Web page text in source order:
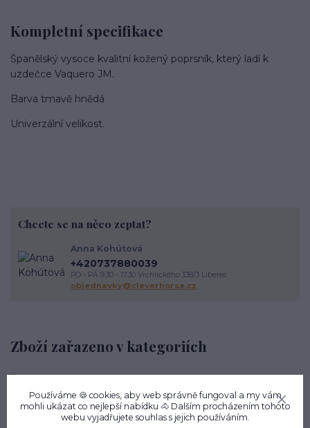
Kompletní specifikace
Španělský vysoce kvalitní kožený poprsník, který ladí k
uzdečce Vaquero JM.
Barva tmavě hnědá
Univerzální velikost.
Zboží zařazeno v kategoriích
Uzdečky pro koně
Poprsníky, pomocné otěže
Chcete se na něco zeptat?
Anna Kohútová
+420737880039
PO - PÁ 9.30 - 17.30 Vrchlického 338/3 Liberec
objednavky@cleverhorse.cz
Používáme 🍪 cookies, aby web správně fungoval a my vám
mohli ukázat co nejlepší nabídku 🐴 Dalším procházením tohoto
webu vyjadřujete souhlas s jejich používáním.